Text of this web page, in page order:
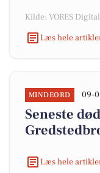
Kilde: VORES Digital
Læs hele
MINDEORD 09-
Seneste
Læs hele